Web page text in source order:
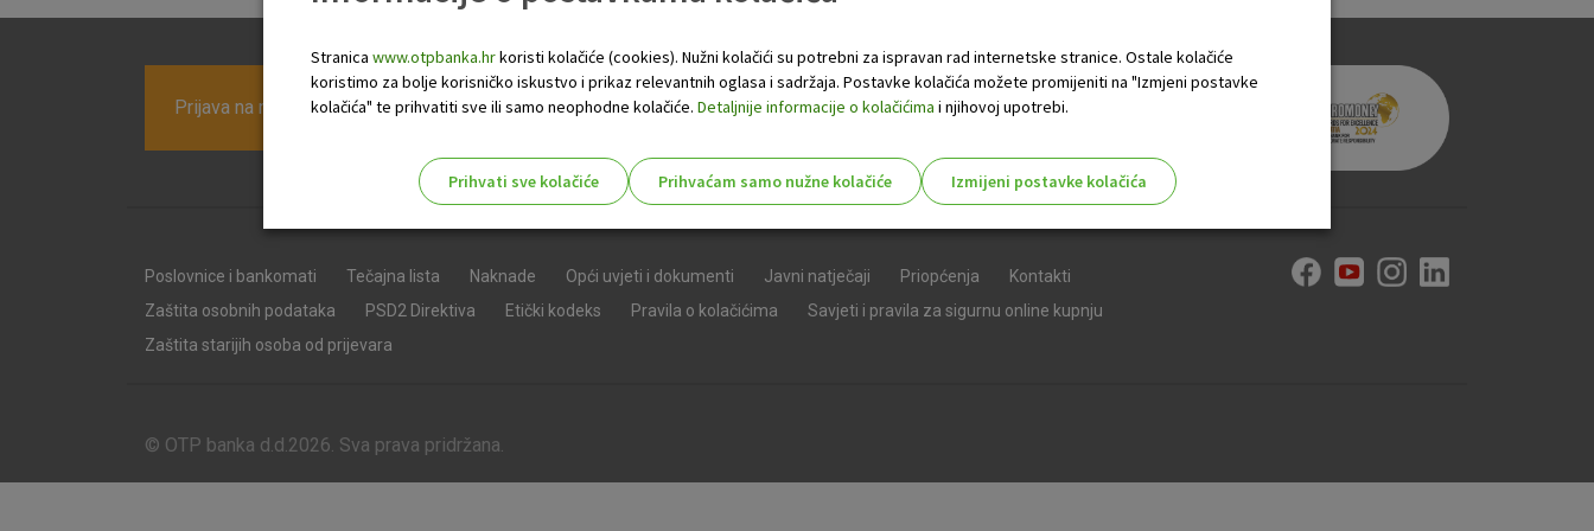
Prijava na newsletter OTP banke
Poslovnice i bankomati Tečajna lista Naknade Opći uvjeti i dokumenti Javni natječaji Priopćenja
Kontakti
Zaštita osobnih podataka
PSD2 Direktiva Etički kodeks Pravila o kolačićima
Savjeti i pravila za sigurnu online kupnju
Zaštita starijih osoba od prijevara
© OTP banka d.d.2026. Sva prava pridržana.
Stranica www.otpbanka.hrkoristi kolačiće (cookies). Nužni kolačići su potrebni za ispravan rad internetske stranice. Ostale kolačiće
koristimo za bolje korisničko iskustvo i prikaz relevantnih oglasa i sadržaja. Postavke kolačića možete promijeniti na "Izmjeni postavke
kolačića" te prihvatiti sve ili samo neophodne kolačiće. Detaljnije informacije o kolačićima i njihovoj upotrebi.
Prihvati sve kolačiće Prihvaćam samo nužne kolačiće
Izmijeni postavke kolačića
njima, ali u tom slučaju neki dijelovi stranice neće raditi. Ti kolačići ne